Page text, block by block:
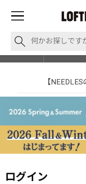
【NEEDLES
ログイン